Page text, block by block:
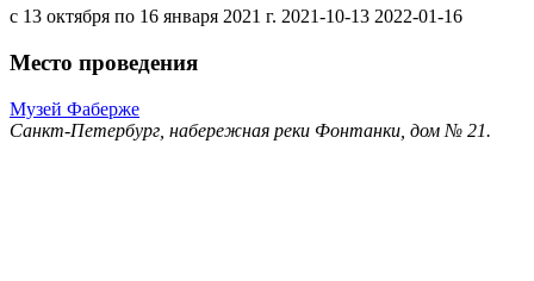
с 13 октября по 16 января 2021 г. 2021-10-13 2022-01-16
Место проведения
Музей Фаберже
Санкт-Петербург, набережная реки Фонтанки, дом № 21.